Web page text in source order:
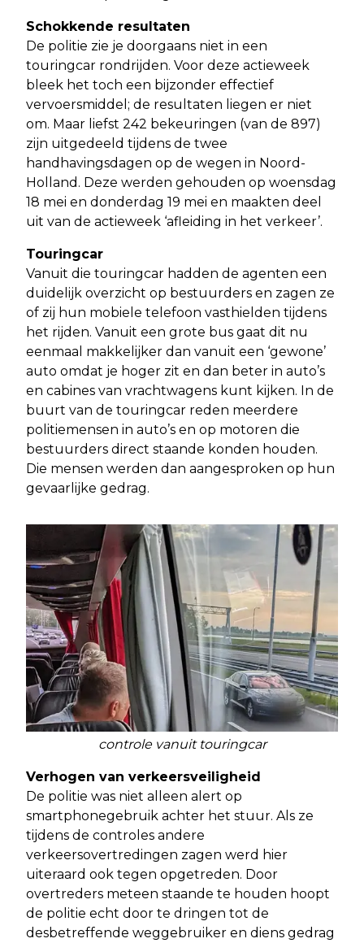
Schokkende resultaten
De politie zie je doorgaans niet in een
touringcar rondrijden. Voor deze actieweek
bleek het toch een bijzonder effectief
vervoersmiddel; de resultaten liegen er niet
om. Maar liefst 242 bekeuringen (van de 897)
zijn uitgedeeld tijdens de twee
handhavingsdagen op de wegen in Noord-
Holland. Deze werden gehouden op woensdag
18 mei en donderdag 19 mei en maakten deel
uit van de actieweek ‘afleiding in het verkeer’.
Touringcar
Vanuit die touringcar hadden de agenten een
duidelijk overzicht op bestuurders en zagen ze
of zij hun mobiele telefoon vasthielden tijdens
het rijden. Vanuit een grote bus gaat dit nu
eenmaal makkelijker dan vanuit een ‘gewone’
auto omdat je hoger zit en dan beter in auto’s
en cabines van vrachtwagens kunt kijken. In de
buurt van de touringcar reden meerdere
politiemensen in auto’s en op motoren die
bestuurders direct staande konden houden.
Die mensen werden dan aangesproken op hun
gevaarlijke gedrag.
controle vanuit touringcar
Verhogen van verkeersveiligheid
De politie was niet alleen alert op
smartphonegebruik achter het stuur. Als ze
tijdens de controles andere
verkeersovertredingen zagen werd hier
uiteraard ook tegen opgetreden. Door
overtreders meteen staande te houden hoopt
de politie echt door te dringen tot de
desbetreffende weggebruiker en diens gedrag